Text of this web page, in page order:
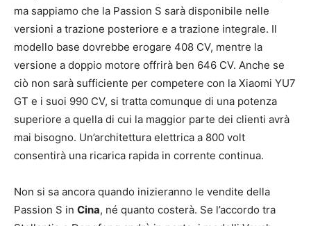
ma sappiamo che la Passion S sarà disponibile nelle
versioni a trazione posteriore e a trazione integrale. Il
modello base dovrebbe erogare 408 CV, mentre la
versione a doppio motore offrirà ben 646 CV. Anche se
ciò non sarà sufficiente per competere con la Xiaomi YU7
GT e i suoi 990 CV, si tratta comunque di una potenza
superiore a quella di cui la maggior parte dei clienti avrà
mai bisogno. Un’architettura elettrica a 800 volt
consentirà una ricarica rapida in corrente continua.
Non si sa ancora quando inizieranno le vendite della
Passion S in Cina, né quanto costerà. Se l’accordo tra